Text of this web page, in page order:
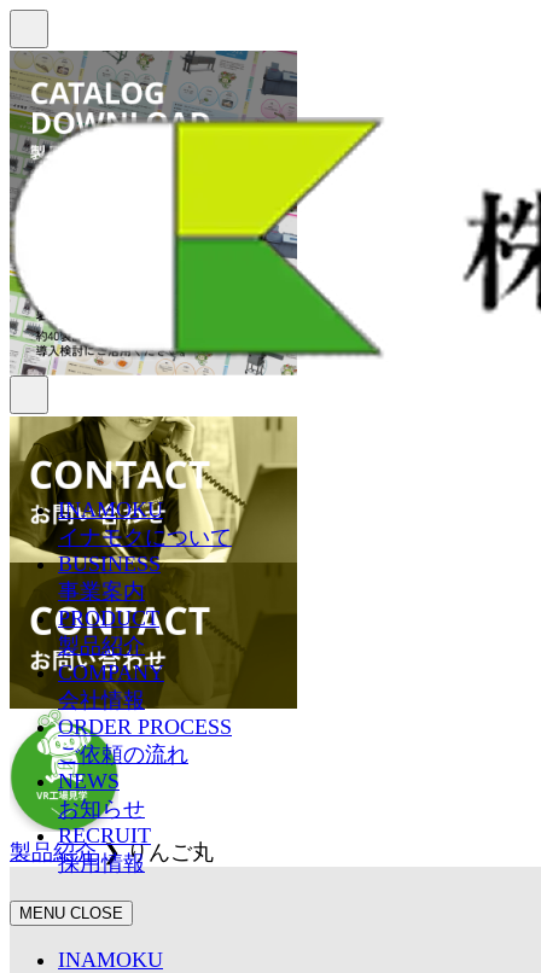
INAMOKU
イナモクについて
BUSINESS
事業案内
PRODUCT
製品紹介
COMPANY
会社情報
ORDER PROCESS
ご依頼の流れ
NEWS
お知らせ
RECRUIT
採用情報
MENU CLOSE
INAMOKU
製品紹介 ❯ りんご丸